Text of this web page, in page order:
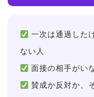
一次は通過した
ない人
面接の相手がい
賛成か反対か、